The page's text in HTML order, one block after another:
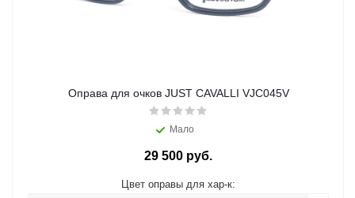
Оправа для очков JUST CAVALLI VJC045V
Мало
29 500 руб.
Цвет оправы для хар-к: